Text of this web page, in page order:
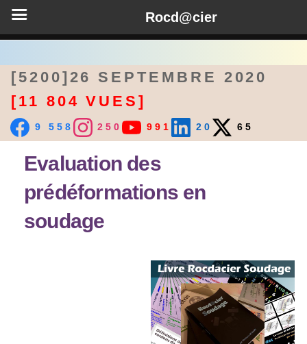
[5200]26 SEPTEMBRE 2020
[11 804 VUES]
9 558 250 991 20 65
Evaluation des
prédéformations en
soudage
Rocd@cier